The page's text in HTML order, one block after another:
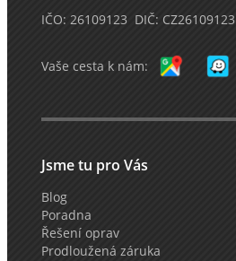
IČO: 26109123 DIČ: CZ26109123
Vaše cesta k nám:
Jsme tu pro Vás
Blog
Poradna
Řešení oprav
Prodloužená záruka